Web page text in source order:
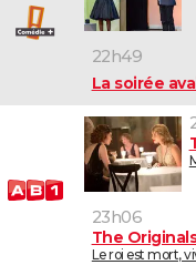
22h49
La soirée
23h06
The
Le roi est mort,